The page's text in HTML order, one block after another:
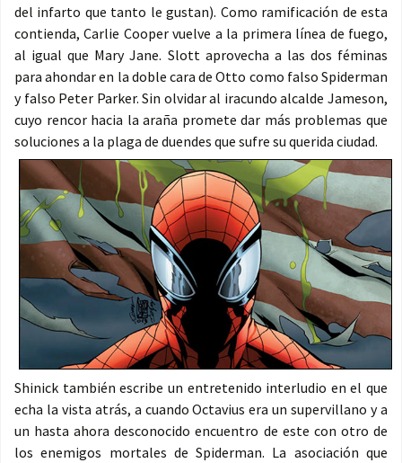
del infarto que tanto le gustan). Como ramificación de esta
contienda, Carlie Cooper vuelve a la primera línea de fuego,
al igual que Mary Jane. Slott aprovecha a las dos féminas
para ahondar en la doble cara de Otto como falso Spiderman
y falso Peter Parker. Sin olvidar al iracundo alcalde Jameson,
cuyo rencor hacia la araña promete dar más problemas que
soluciones a la plaga de duendes que sufre su querida ciudad.
Shinick también escribe un entretenido interludio en el que
echa la vista atrás, a cuando Octavius era un supervillano y a
un hasta ahora desconocido encuentro de este con otro de
los enemigos mortales de Spiderman. La asociación que